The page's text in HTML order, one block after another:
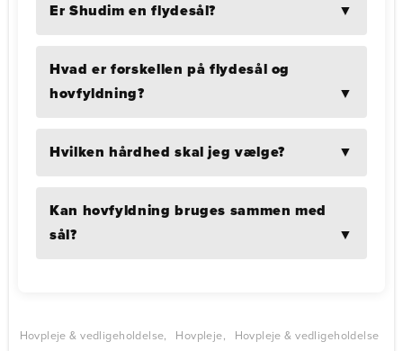
Er Shudim en flydesål?
Hvad er forskellen på flydesål og
hovfyldning?
Hvilken hårdhed skal jeg vælge?
Kan hovfyldning bruges sammen med
sål?
Hovpleje & vedligeholdelse Hovpleje Hovpleje & vedligeholdelse